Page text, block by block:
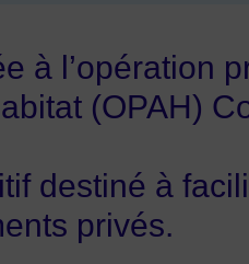
à l’opération
(OPAH)
destiné à
privés.